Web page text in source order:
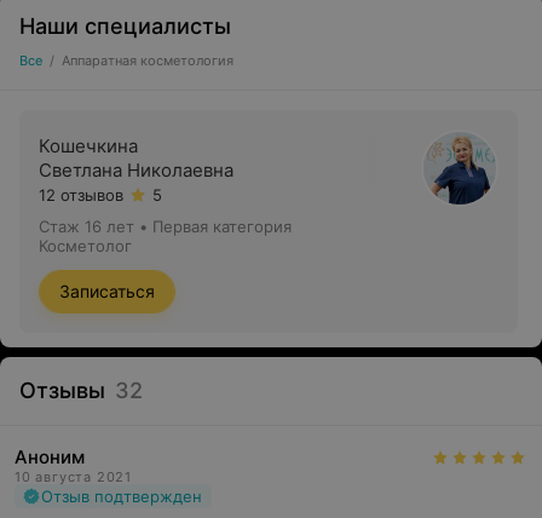
Наши специалисты
Все / Аппаратная косметология
Кошечкина
Светлана Николаевна
12 отзывов
5
Стаж 16 лет • Первая категория
Косметолог
Записаться
Отзывы 32
Аноним
10 августа 2021
Отзыв подтвержден